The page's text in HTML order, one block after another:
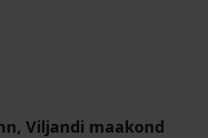
Viljandi maakond